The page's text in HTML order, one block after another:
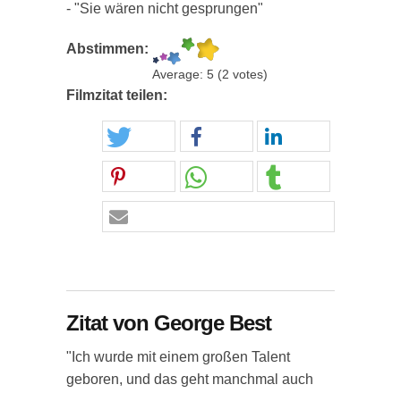
- "Sie wären nicht gesprungen"
Abstimmen:
Average: 5 (2 votes)
Filmzitat teilen:
Zitat von George Best
"Ich wurde mit einem großen Talent
geboren, und das geht manchmal auch